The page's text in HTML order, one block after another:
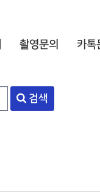
촬영문의 카톡
검색